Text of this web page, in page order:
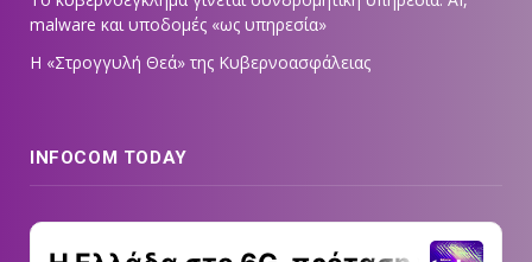
malware και υποδομές «ως υπηρεσία»
Η «Στρογγυλή Θεά» της Κυβερνοασφάλειας
INFOCOM TODAY